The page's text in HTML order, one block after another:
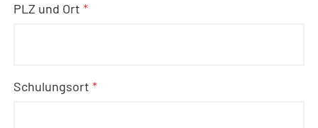
PLZ und Ort*
Schulungsort*